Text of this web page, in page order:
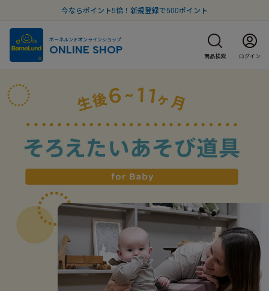
今ならポイント5倍！新規登録で500ポイント
ボーネルンドオンラインショップ
ONLINE SHOP 商品検索 ログイン